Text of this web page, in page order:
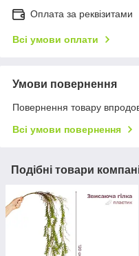
Оплата за реквізитами
Всі умови оплати
Умови повернення
Повернення товару
Всі умови повернення
Подібні товари